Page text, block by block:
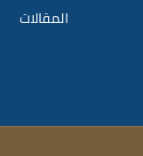
المقالات